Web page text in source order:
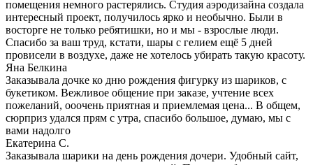
помещения немного растерялись. Студия аэродизайна создала
интересный проект, получилось ярко и необычно. Были в
восторге не только ребятишки, но и мы - взрослые люди.
Спасибо за ваш труд, кстати, шары с гелием ещё 5 дней
провисели в воздухе, даже не хотелось убирать такую красоту.
Яна Белкина
Заказывала дочке ко дню рождения фигурку из шариков, с
букетиком. Вежливое общение при заказе, учтение всех
пожеланий, ооочень приятная и приемлемая цена... В общем,
сюрприз удался прям с утра, спасибо большое, думаю, мы с
вами надолго
Екатерина С.
Заказывала шарики на день рождения дочери. Удобный сайт,